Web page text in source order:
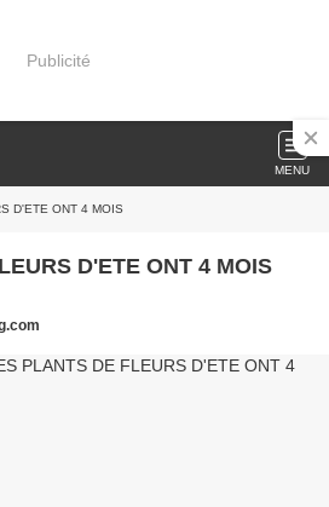
Publicité
MENU
D'ETE ONT 4 MOIS
D'ETE ONT 4 MOIS